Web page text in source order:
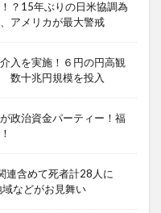
？15年ぶりの日米協調為
アメリカが最大警戒
入を実施！６円の円高観
数十兆円規模を投入
政治資金パーティー！福
連含めて死者計28人に
などがお見舞い